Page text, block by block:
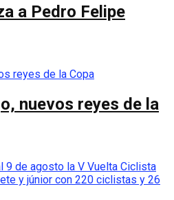
a Pedro Felipe
nuevos reyes de la